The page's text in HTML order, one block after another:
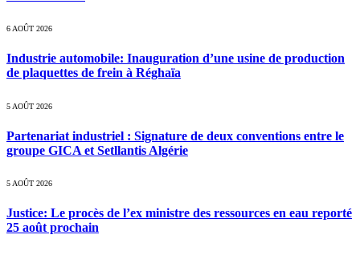
6 AOÛT 2026
Industrie automobile: Inauguration d’une usine de production
de plaquettes de frein à Réghaïa
5 AOÛT 2026
Partenariat industriel : Signature de deux conventions entre le
groupe GICA et Setllantis Algérie
5 AOÛT 2026
Justice: Le procès de l’ex ministre des ressources en eau reporté
25 août prochain